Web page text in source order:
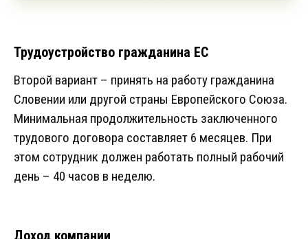
Трудоустройство гражданина ЕС
Второй вариант – принять на работу гражданина
Словении или другой страны Европейского Союза.
Минимальная продолжительность заключенного
трудового договора составляет 6 месяцев. При
этом сотрудник должен работать полный рабочий
день – 40 часов в неделю.
Доход компании